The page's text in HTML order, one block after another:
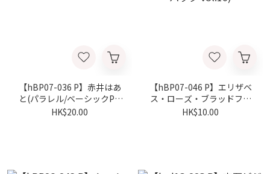
【hBP07-036 P】赤井はあ
と(パラレル/ベーシックPR
パック vol.10)
HK$20.00
【hBP07-046 P】エリザベ
ス・ローズ・ブラッドフレ
イム(パラレル/ベーシック
HK$10.00